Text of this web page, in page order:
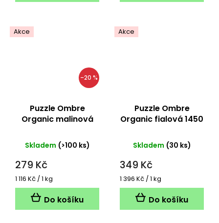
Akce
–20 %
Puzzle Ombre
Organic malinová
Skladem (>100 ks)
279 Kč
Měrná
cena:
1 116 Kč / 1 kg
Do košíku
Akce
Puzzle Ombre
Organic fialová 1450
Skladem (30 ks)
349 Kč
Měrná
cena:
1 396 Kč / 1 kg
Do košíku